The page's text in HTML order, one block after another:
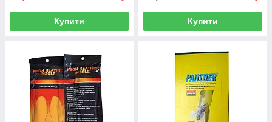
Купити Купити